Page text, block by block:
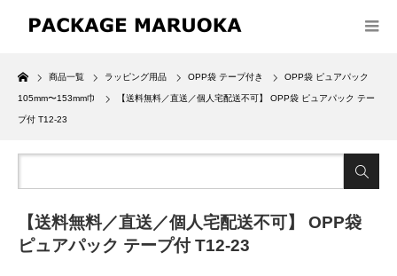
Home
商品一覧 ラッピング用品 OPP袋 テープ付き OPP袋 ピュアパック
105mm〜153mm巾 【送料無料／直送／個人宅配送不可】 OPP袋 ピュアパック テー
プ付 T12-23
【送料無料／直送／個人宅配送不可】 OPP袋
ピュアパック テープ付 T12-23